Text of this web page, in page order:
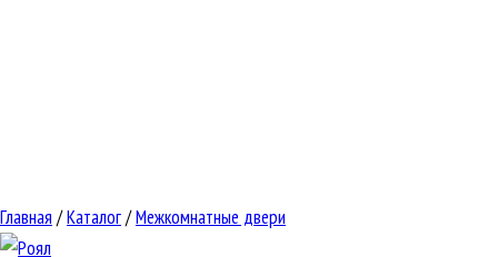
Главная /Каталог/Межкомнатные двери